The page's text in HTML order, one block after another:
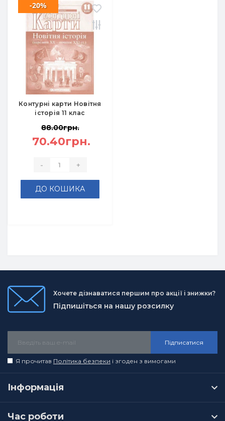
Контурні карти Новітня
історія 11 клас
-20%
88.00грн.
70.40грн.
- +
ДО КОШИКА
Хочете дізнаватися першим про акції і знижки?
Підпишіться на нашу розсилку
Підписатися
Я прочитав Політика безпеки і згоден з вимогами
Інформація
Час роботи